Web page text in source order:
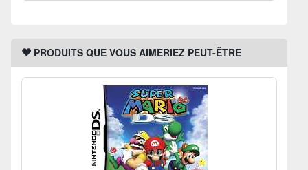
PRODUITS QUE VOUS AIMERIEZ PEUT-ÊTRE